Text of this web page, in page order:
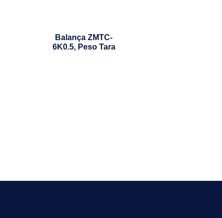
Balança ZMTC-
6K0.5, Peso Tara